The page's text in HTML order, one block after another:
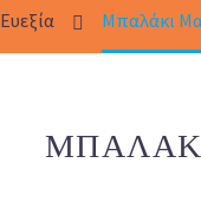
Ευεξία Μπαλάκι